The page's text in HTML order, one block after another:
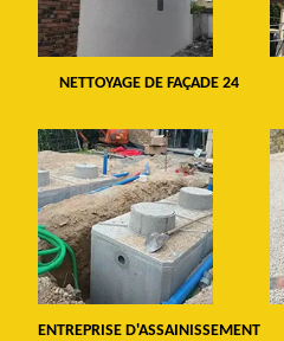
NETTOYAGE DE FAÇADE 24
ENTREPRISE D'ASSAINISSEMENT